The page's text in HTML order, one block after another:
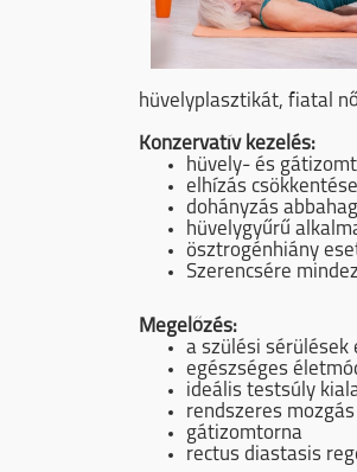
hüvelyplasztikát, fiatal
Konzervatív kezelés:
hüvely- és
elhízás csökkentése
dohányzás
hüvelygyűrű
ösztrogénhiány
Szerencsére
Megelőzés:
a szülési sérülések
egészséges
ideális testsúly
rendszeres
gátizomtorna
rectus diastasis